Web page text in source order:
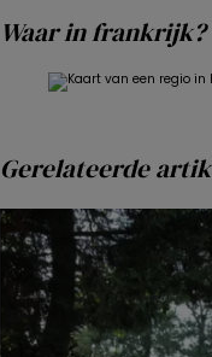
Waar in frankrijk?
Gerelateerde